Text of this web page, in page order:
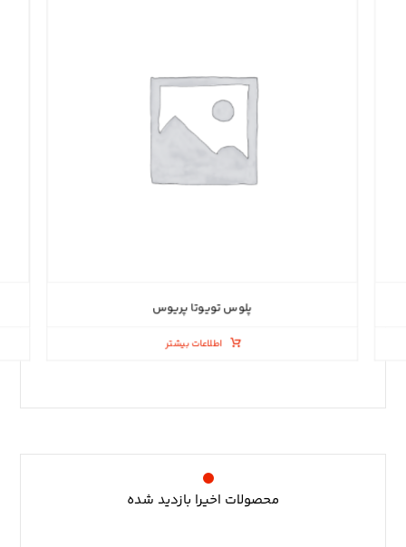
پلوس تویوتا پریوس
اطلاعات بیشتر
محصولات اخیرا بازدید شده